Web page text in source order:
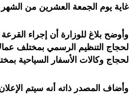
غاية يوم الجمعة العشرين من
وأوضح بلاغ للوزارة أن إجراء
لحجاج التنظيم الرسمي بمختلف
لحجاج وكالات الأسفار السياحية
وأضاف المصدر ذاته أنه سيتم